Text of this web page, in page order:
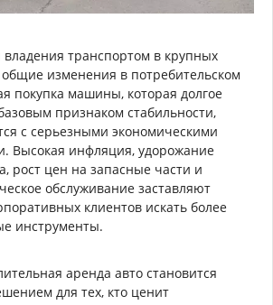
транспортом в крупных
общие изменения в потребительском
покупка машины, которая долгое
признаком стабильности,
с серьезными экономическими
Высокая инфляция, удорожание
рост цен на запасные части и
обслуживание заставляют
клиентов искать более
инструменты.
аренда авто становится
для тех, кто ценит